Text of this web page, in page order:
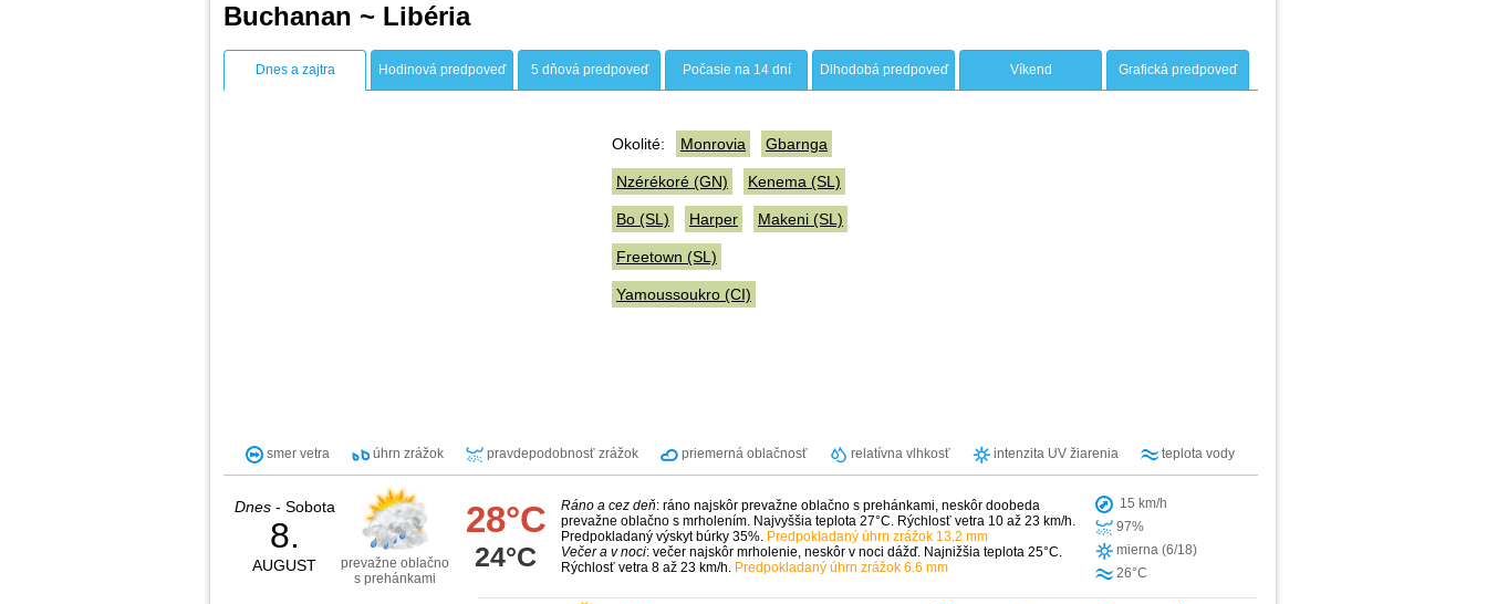
Buchanan ~ Libéria
Dnes a zajtra Hodinová predpoveď 5 dňová predpoveď Počasie na 14 dní Dlhodobá predpoveď Víkend Grafická predpoveď
Okolité: Monrovia Gbarnga
Nzérékoré (GN) Kenema (SL)
Bo (SL) Harper Makeni (SL)
Freetown (SL)
Yamoussoukro (CI)
smer vetra úhrn zrážok pravdepodobnosť zrážok priemerná oblačnosť relatívna vlhkosť intenzita UV žiarenia teplota vody
Dnes- Sobota
8.
AUGUST
prevažne oblačno
s prehánkami
28°C
24°C
Ráno a cez deň: ráno najskôr prevažne oblačno s prehánkami, neskôr doobeda
prevažne oblačno s mrholením. Najvyššia teplota 27°C. Rýchlosť vetra 10 až 23 km/h.
Predpokladaný výskyt búrky 35%. Predpokladaný úhrn zrážok 13.2 mm
Večer a v noci: večer najskôr mrholenie, neskôr v noci dážď. Najnižšia teplota 25°C.
Rýchlosť vetra 8 až 23 km/h. Predpokladaný úhrn zrážok 6.6 mm
15 km/h
97%
mierna (6/18)
26°C